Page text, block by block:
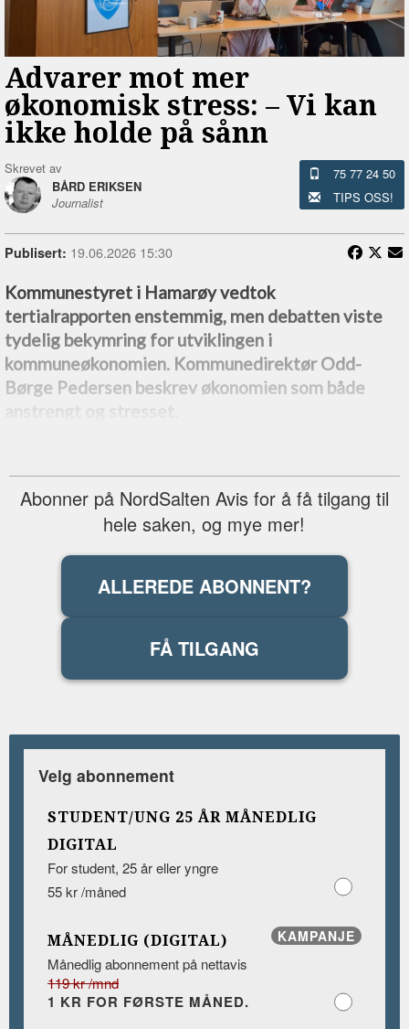
Advarer mot mer
økonomisk stress: –⁠ Vi kan
ikke holde på sånn
Skrevet av
BÅRD ERIKSEN
Journalist
75 77 24 50
TIPS OSS!
Publisert: 19.06.2026 15:30
Kommunestyret i Hamarøy vedtok
tertialrapporten enstemmig, men debatten viste
tydelig bekymring for utviklingen i
kommuneøkonomien. Kommunedirektør Odd-
Børge Pedersen beskrev økonomien som både
Abonner på NordSalten Avis for å få tilgang til
hele saken, og mye mer!
ALLEREDE ABONNENT?
FÅ TILGANG
Velg abonnement
STUDENT/UNG 25 ÅR MÅNEDLIG
DIGITAL
For student, 25 år eller yngre
55 kr /måned
KAMPANJE
MÅNEDLIG (DIGITAL)
Månedlig abonnement på nettavis
119 kr /mnd
1 KR FOR FØRSTE MÅNED.